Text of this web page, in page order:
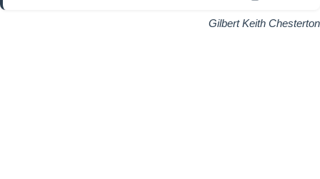
Gilbert Keith Chesterton